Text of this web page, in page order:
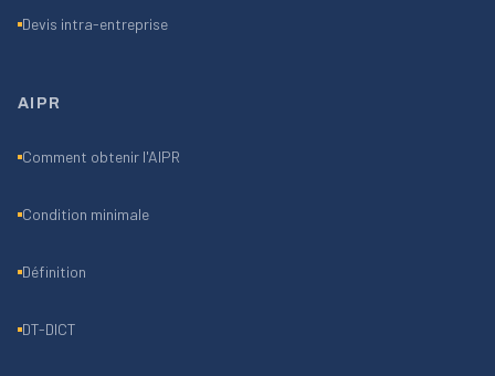
Devis intra-entreprise
AIPR
Comment obtenir l'AIPR
Condition minimale
Définition
DT-DICT